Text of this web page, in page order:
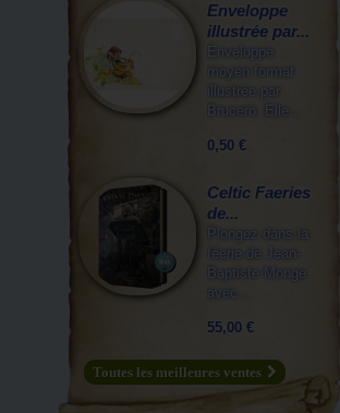
Enveloppe
illustrée par...
Enveloppe
moyen format
illustrée par
Brucero. Elle...
0,50 €
Celtic Faeries
de...
Plongez dans la
féerie de Jean-
Baptiste Monge
avec...
55,00 €
Toutes les meilleures ventes